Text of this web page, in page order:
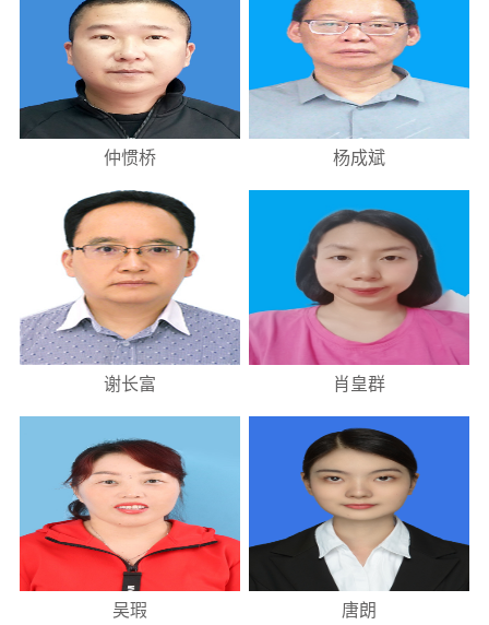
仲惯桥 杨成斌
谢长富 肖皇群
吴瑕 唐朗